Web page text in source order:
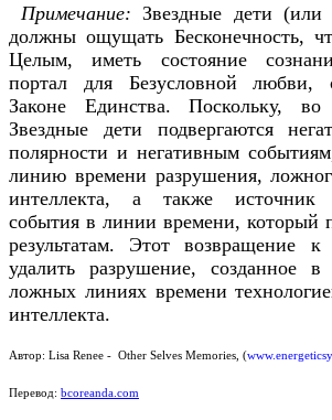
Примечание: Звездные дети (или
должны ощущать Бесконечность,
Целым, иметь состояние
портал для Безусловной любви,
Законе Единства. Поскольку, во
Звездные дети подвергаются
полярности и негативным
линию времени разрушения,
интеллекта, а также источник
события в линии времени, который
результатам. Этот возвращение
удалить разрушение, созданное
ложных линиях времени
интеллекта.
Автор: Lisa Renee - Other Selves Memories (
Перевод: bcoreanda.com